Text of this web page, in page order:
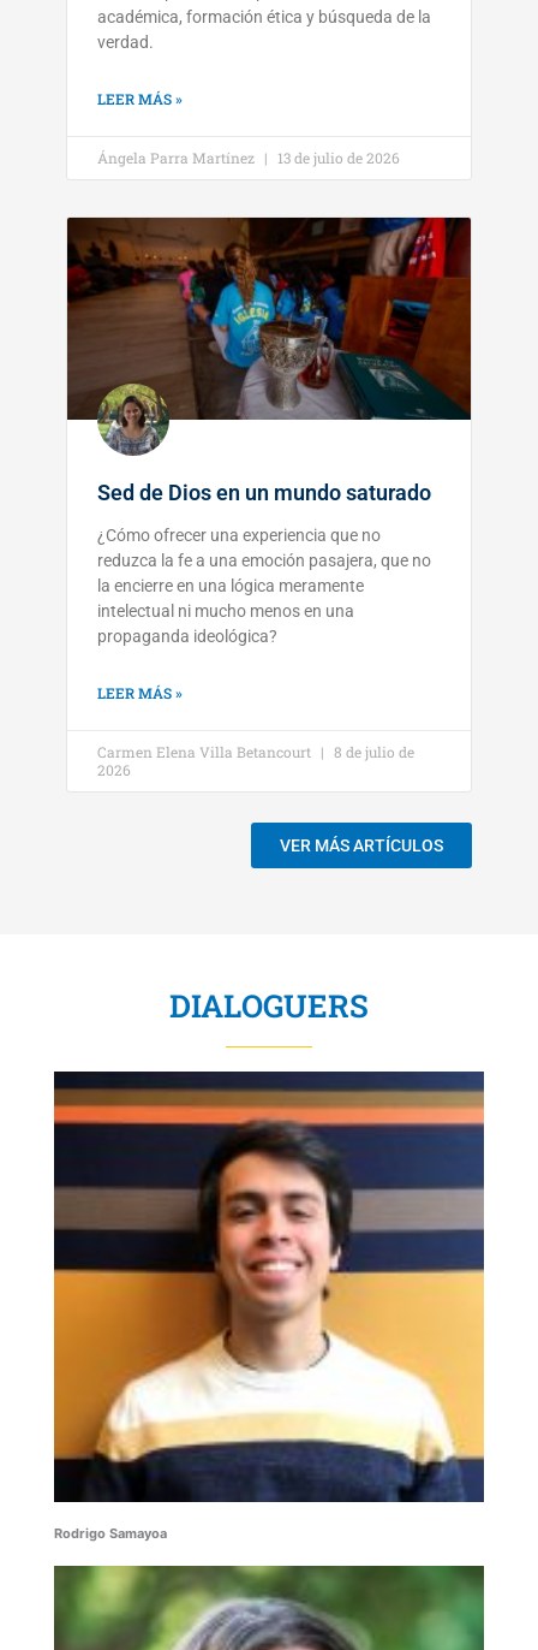
académica, formación ética y búsqueda de la
verdad.
LEER MÁS »
Ángela Parra Martínez 13 de julio de 2026
Sed de Dios en un mundo saturado
¿Cómo ofrecer una experiencia que no
reduzca la fe a una emoción pasajera, que no
la encierre en una lógica meramente
intelectual ni mucho menos en una
propaganda ideológica?
LEER MÁS »
Carmen Elena Villa Betancourt
8 de julio de
2026
VER MÁS ARTÍCULOS
DIALOGUERS
Rodrigo Samayoa